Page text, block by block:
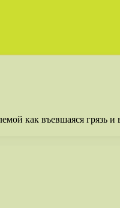
как въевшаяся грязь